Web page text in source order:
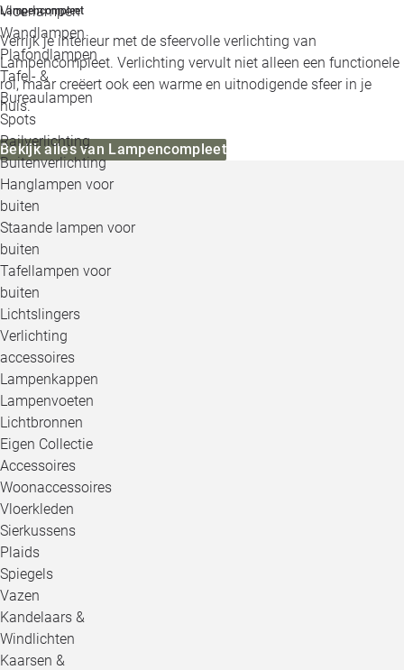
Vloerlampen
Wandlampen
Plafondlampen
Tafel- &
Bureaulampen
Spots
Railverlichting
Buitenverlichting
Hanglampen voor
buiten
Staande lampen voor
buiten
Tafellampen voor
buiten
Lichtslingers
Verlichting
accessoires
Lampenkappen
Lampenvoeten
Lichtbronnen
Eigen Collectie
Accessoires
Woonaccessoires
Vloerkleden
Sierkussens
Plaids
Spiegels
Vazen
Kandelaars &
Windlichten
Kaarsen &
Lampencompleet
Verrijk je interieur met de sfeervolle verlichting van
Lampencompleet. Verlichting vervult niet alleen een functionele
rol, maar creëert ook een warme en uitnodigende sfeer in je
huis.
Bekijk alles van Lampencompleet